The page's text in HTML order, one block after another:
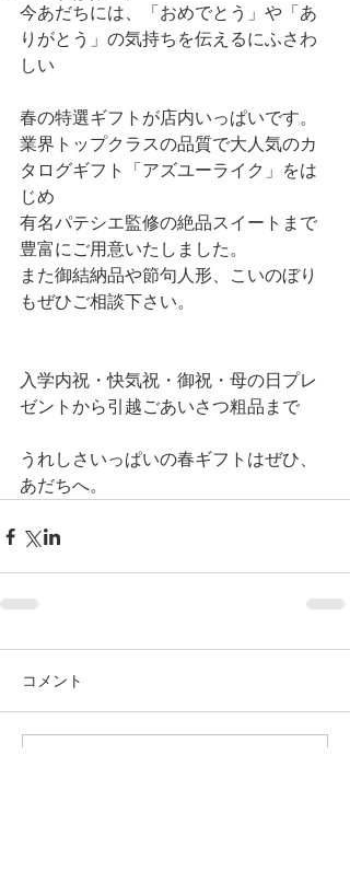
今あだちには、「おめでとう」や「あ
りがとう」の気持ちを伝えるにふさわ
しい
春の特選ギフトが店内いっぱいです。
業界トップクラスの品質で大人気のカ
タログギフト「アズユーライク」をは
じめ
有名パテシエ監修の絶品スイートまで
豊富にご用意いたしました。
また御結納品や節句人形、こいのぼり
もぜひご相談下さい。
入学内祝・快気祝・御祝・母の日プレ
ゼントから引越ごあいさつ粗品まで
うれしさいっぱいの春ギフトはぜひ、
あだちへ。
コメント